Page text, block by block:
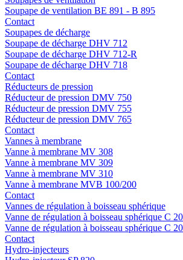
Soupape de ventilation BE 891 - B 895
Contact
Soupapes de décharge
Soupape de décharge DHV 712
Soupape de décharge DHV 712-R
Soupape de décharge DHV 718
Contact
Réducteurs de pression
Réducteur de pression DMV 750
Réducteur de pression DMV 755
Réducteur de pression DMV 765
Contact
Vannes à membrane
Vanne à membrane MV 308
Vanne à membrane MV 309
Vanne à membrane MV 310
Vanne à membrane MVB 100/200
Contact
Vannes de régulation à boisseau sphérique
Vanne de régulation à boisseau sphérique C
Vanne de régulation à boisseau sphérique C
Contact
Hydro-injecteurs